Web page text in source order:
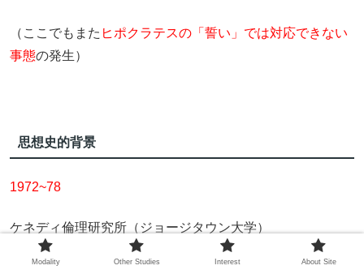
（ここでもまた ヒポクラテスの「誓い」では対応できない
事態の発生）
思想史的背景
1972~78
ケネディ倫理研究所（ジョージタウン大学）
「生命倫理学百科事典」（第３版２００４）
Modality Other Studies Interest About Site